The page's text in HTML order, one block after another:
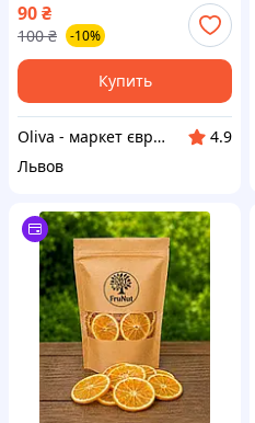
90₴
100 ₴ -10%
Купить
Oliva - маркет європейських та турецьких товарів
4.9
Львов